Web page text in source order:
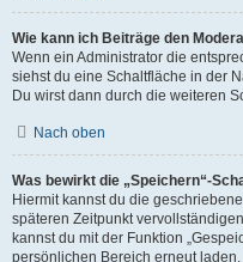
Wie kann ich Beiträge den
Wenn ein Administrator die
siehst du eine Schaltfläche in der
Du wirst dann durch die weiteren
Nach oben
Was bewirkt die „Speichern“-
Hiermit kannst du die
späteren Zeitpunkt
kannst du mit der Funktion
persönlichen Bereich erneut laden.